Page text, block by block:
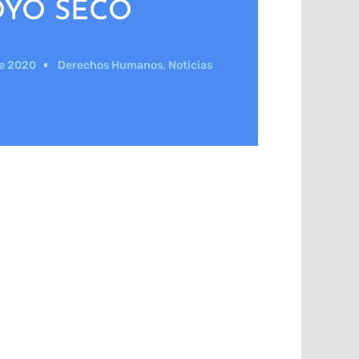
SECO
2020 Derechos Humanos, Noticias